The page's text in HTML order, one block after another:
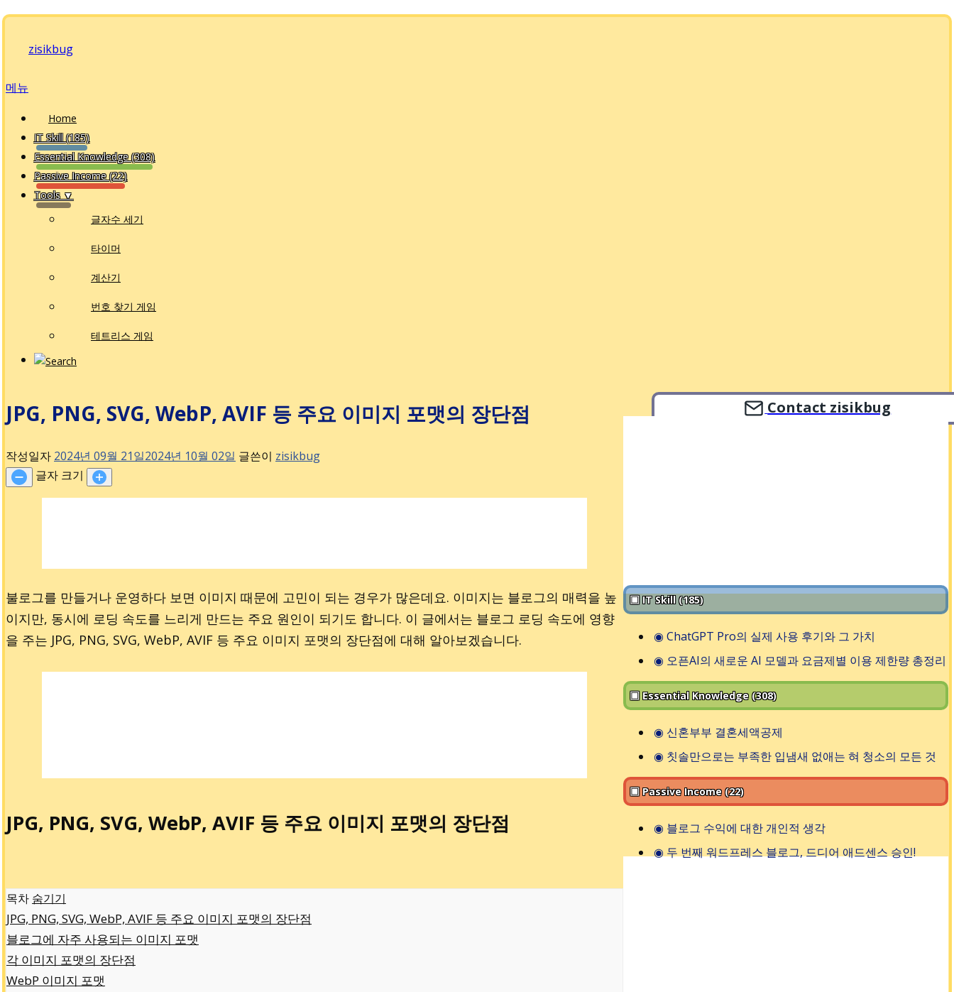
내
바
zisikbug
메뉴
Home
IT Skill (185)
Essential Knowledge (308)
Passive Income (22)
Tools ▼
글자수 세기
타이머
계산기
번호 찾기 게임
테트리스 게임
JPG, PNG, SVG, WebP, AVIF 등 주요 이미지 포맷의 장단점
작성일자 2024년 09월 21일2024년 10월 02일 글쓴이 zisikbug
글자 크기
불로그를 만들거나 운영하다 보면 이미지 때문에 고민이 되는 경우가 많은데요. 이미지는 블로그의 매력을 높
이지만, 동시에 로딩 속도를 느리게 만드는 주요 원인이 되기도 합니다. 이 글에서는 블로그 로딩 속도에 영향
을 주는 JPG, PNG, SVG, WebP, AVIF 등 주요 이미지 포맷의 장단점에 대해 알아보겠습니다.
JPG, PNG, SVG, WebP, AVIF 등 주요 이미지 포맷의 장단점
목차 숨기기
JPG, PNG, SVG, WebP, AVIF 등 주요 이미지 포맷의 장단점
블로그에 자주 사용되는 이미지 포맷
각 이미지 포맷의 장단점
WebP 이미지 포맷
Contact zisikbug
▣ IT Skill (185)
◉ ChatGPT Pro의 실제 사용 후기와 그 가치
◉ 오픈AI의 새로운 AI 모델과 요금제별 이용 제한량 총정리
▣ Essential Knowledge (308)
◉ 신혼부부 결혼세액공제
◉ 칫솔만으로는 부족한 입냄새 없애는 혀 청소의 모든 것
▣ Passive Income (22)
◉ 블로그 수익에 대한 개인적 생각
◉ 두 번째 워드프레스 블로그, 드디어 애드센스 승인!